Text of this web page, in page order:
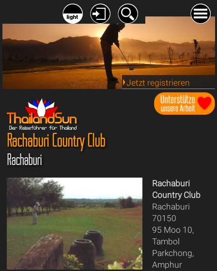
Jetzt registrieren
Rachaburi Country Club
Rachaburi
Rachaburi
Country Club
Rachaburi
70150
95 Moo 10,
Tambol
Parkchong,
Amphur